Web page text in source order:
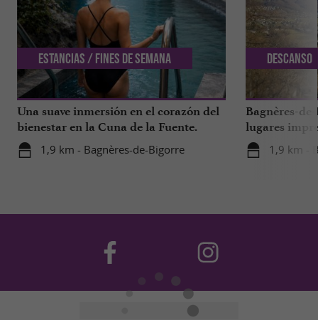
Una suave inmersión en el corazón del
bienestar en la Cuna de la Fuente.
1,9 km - Bagnères-de-Bigorre
Estancias / Fines de semana
Bagnères-
lugares
1,9 km -
Descanso